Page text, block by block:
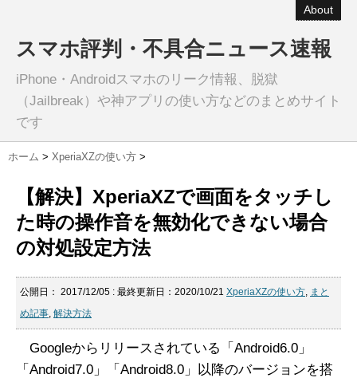
About
スマホ評判・不具合ニュース速報
iPhone・Androidスマホのリーク情報、脱獄
（Jailbreak）や神アプリの使い方などのまとめサイト
です
ホーム > XperiaXZの使い方 >
【解決】XperiaXZで画面をタッチし
た時の操作音を無効化できない場合
の対処設定方法
公開日： 2017/12/05 : 最終更新日：2020/10/21 XperiaXZの使い方, まと
め記事, 解決方法
Googleからリリースされている「Android6.0」
「Android7.0」「Android8.0」以降のバージョンを搭